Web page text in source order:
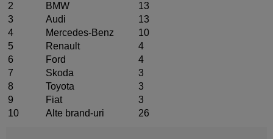
2
BMW
13
3
Audi
13
4
Mercedes-Benz
10
5
Renault
4
6
Ford
4
7
Skoda
3
8
Toyota
3
9
Fiat
3
10
Alte brand-uri 26